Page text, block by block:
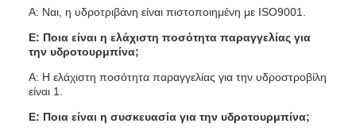
Α: Ναι, η υδροτριβάνη είναι πιστοποιημένη με ISO9001.
Ε: Ποια είναι η ελάχιστη ποσότητα παραγγελίας για
την υδροτουρμπίνα;
Α: Η ελάχιστη ποσότητα παραγγελίας για την υδροστροβίλη
είναι 1.
Ε: Ποια είναι η συσκευασία για την υδροτουρμπίνα;